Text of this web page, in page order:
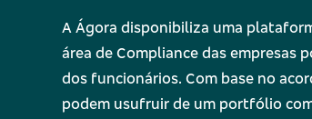
A Ágora disponibiliza uma
área de Compliance das empresas
dos funcionários. Com base no
podem usufruir de um portfólio